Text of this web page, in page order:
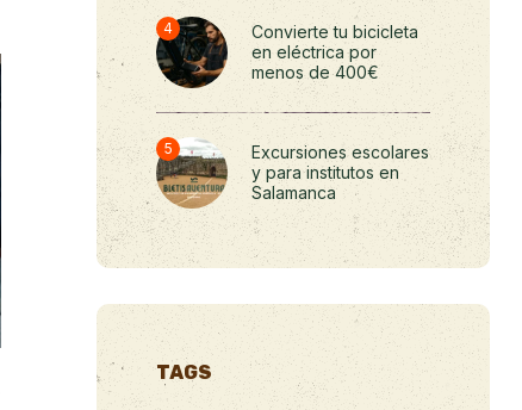
Convierte tu bicicleta
en eléctrica por
menos de 400€
Excursiones escolares
y para institutos en
Salamanca
TAGS